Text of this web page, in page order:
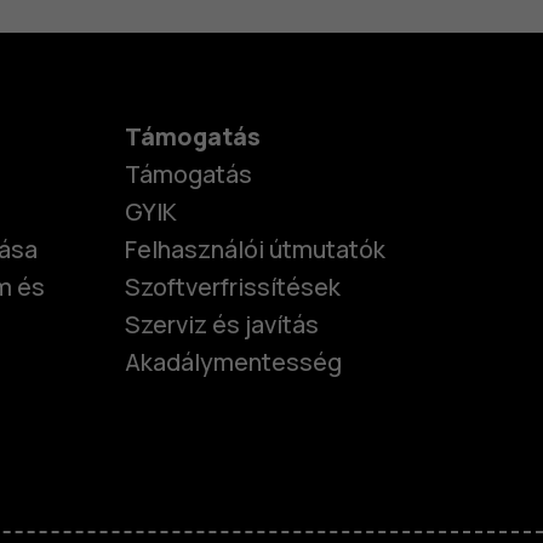
és
Támogatás
Támogatás
GYIK
Felhasználói útmutatók
Szoftverfrissítések
Szerviz és javítás
Akadálymentesség